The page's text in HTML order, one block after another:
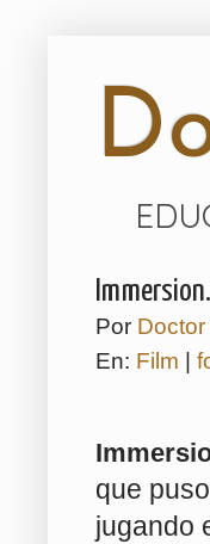
Por
En: Film
que
jugando